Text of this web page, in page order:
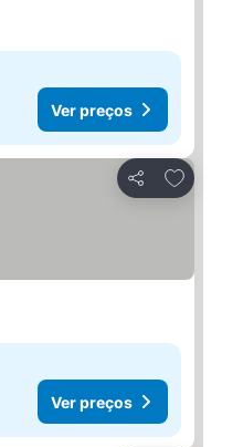
Ver preços
Partilhar
Ver preços